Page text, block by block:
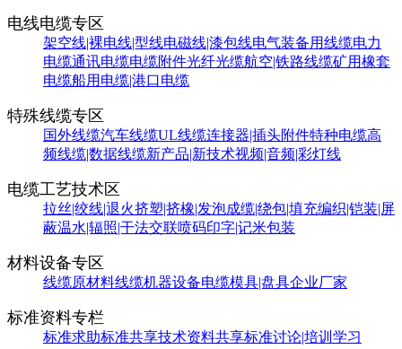
电线电缆专区
架空线|裸电线|型线电磁线|漆包线电气装备用线缆电力
电缆通讯电缆电缆附件光纤光缆航空|铁路线缆矿用橡套
电缆船用电缆|港口电缆
特殊线缆专区
国外线缆汽车线缆UL线缆连接器|插头附件特种电缆高
频线缆|数据线缆新产品|新技术视频|音频|彩灯线
电缆工艺技术区
拉丝|绞线|退火挤塑|挤橡|发泡成缆|绕包|填充编织|铠装|屏
蔽温水|辐照|干法交联喷码印字|记米包装
材料设备专区
线缆原材料线缆机器设备电缆模具|盘具企业厂家
标准资料专栏
标准求助标准共享技术资料共享标准讨论|培训学习